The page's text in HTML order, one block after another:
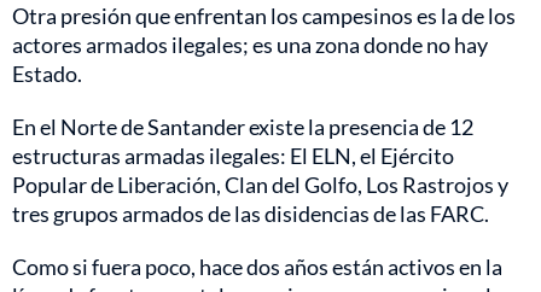
Otra presión que enfrentan los campesinos es la de los
actores armados ilegales; es una zona donde no hay
Estado.
En el Norte de Santander existe la presencia de 12
estructuras armadas ilegales: El ELN, el Ejército
Popular de Liberación, Clan del Golfo, Los Rastrojos y
tres grupos armados de las disidencias de las FARC.
Como si fuera poco, hace dos años están activos en la